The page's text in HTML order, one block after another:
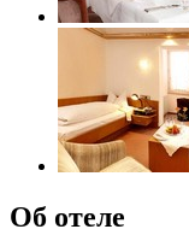
Об отеле